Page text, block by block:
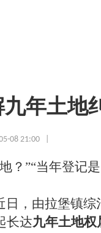
九年土
08 21:00 |
？”“当年登记
，由拉堡镇综
长达九年土地